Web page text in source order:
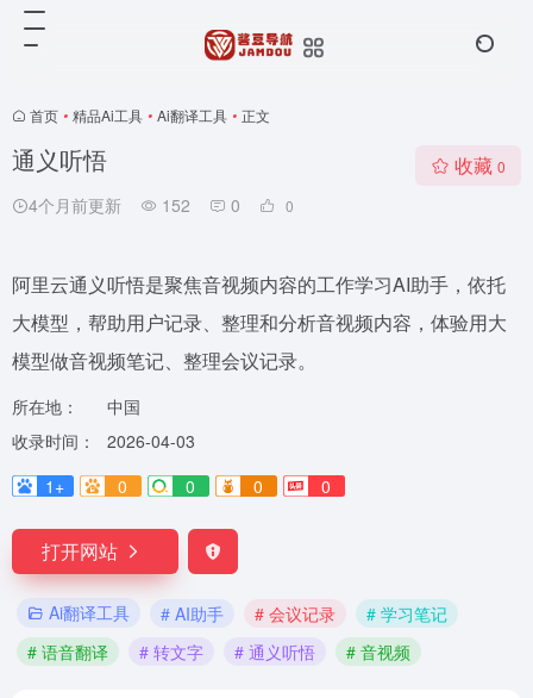
首页 • 精品Ai工具 • Ai翻译工具 • 正文
通义听悟
4个月前更新 152 0 0
收藏 0
阿里云通义听悟是聚焦音视频内容的工作学习AI助手，依托
大模型，帮助用户记录、整理和分析音视频内容，体验用大
模型做音视频笔记、整理会议记录。
所在地：
中国
收录时间：
2026-04-03
1+
0 0 0 0
打开网站
Ai翻译工具 # AI助手 # 会议记录
# 学习笔记
# 语音翻译
# 转文字 # 通义听悟 # 音视频